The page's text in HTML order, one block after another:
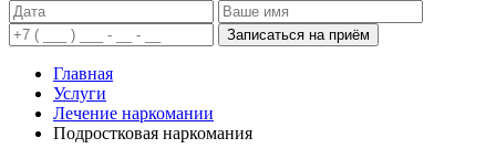
Записаться на приём
Главная
Услуги
Лечение наркомании
Подростковая наркомания